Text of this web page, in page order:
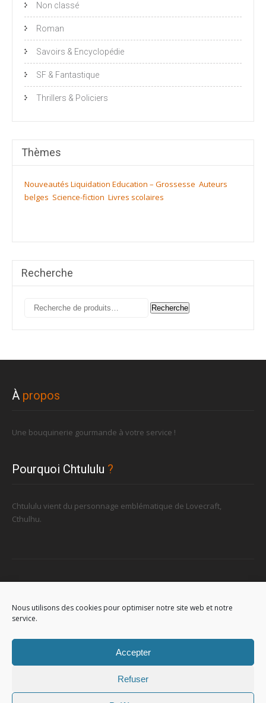
Nous utilisons des cookies pour optimiser notre site web et notre
service.
Accepter
Refuser
Non classé
Roman
Savoirs & Encyclopédie
SF & Fantastique
Thrillers & Policiers
Thèmes
Nouveautés Liquidation Education – Grossesse Auteurs
belges Science-fiction Livres scolaires
Recherche
Recherche
Recherche
À propos
Une bouquinerie gourmande à votre service !
Pourquoi Chtululu ?
Chtululu vient du personnage emblématique de Lovecraft,
Cthulhu.